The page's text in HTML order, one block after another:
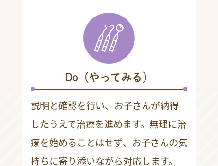
Do（やってみる）
説明と確認を行い、お子さんが納得
したうえで治療を進めます。無理に治
療を始めることはせず、お子さんの気
持ちに寄り添いながら対応します。